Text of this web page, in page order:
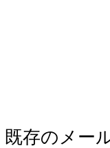
存のメー